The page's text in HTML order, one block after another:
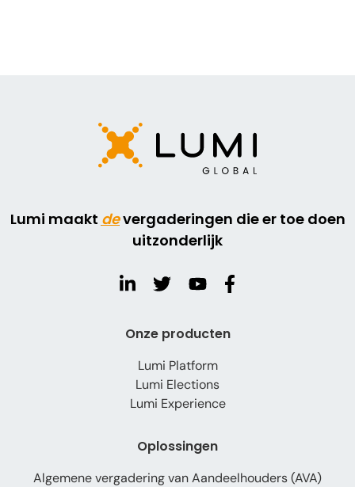
lumiglobal.com
lumiglobal.com
__hstc lumiglobal.com
Lumi maakt devergaderingen die er toe doen
uitzonderlijk
Onze producten
Lumi Platform
Lumi Elections
Lumi Experience
Oplossingen
Algemene vergadering van Aandeelhouders (AVA)